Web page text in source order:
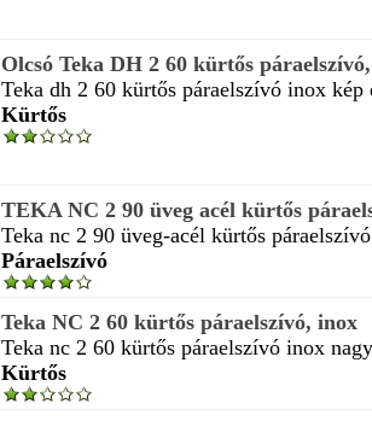
Olcsó Teka DH 2 60 kürtős
Teka dh 2 60 kürtős páraelszívó inox kép
Kürtős
TEKA NC 2 90 üveg acél kürtős
Teka nc 2 90 üveg-acél kürtős
Páraelszívó
Teka NC 2 60 kürtős páraelszívó, inox
Teka nc 2 60 kürtős páraelszívó inox
Kürtős